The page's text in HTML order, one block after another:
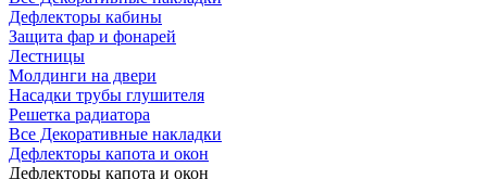
Дефлекторы кабины
Защита фар и фонарей
Лестницы
Молдинги на двери
Насадки трубы глушителя
Решетка радиатора
Все Декоративные накладки
Дефлекторы капота и окон
Дефлекторы капота и окон